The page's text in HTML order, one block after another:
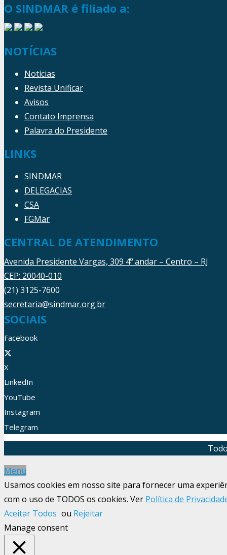
O SINDMAR é filiado a:
NOTÍCIAS
Notícias
Revista Unificar
Avisos
Contato Imprensa
Palavra do Presidente
LINKS
SINDMAR
DELEGACIAS
CSA
FGMar
CENTRAL DE ATENDIMENTO
Avenida Presidente Vargas, 309 4º andar – Centro – RJ
CEP: 20040-010
(21) 3125-7600
secretaria@sindmar.org.br
SOCIAIS
Facebook
X
LinkedIn
YouTube
Instagram
Telegram
Menu
Usamos cookies em nosso site para fornecer uma
com o uso de TODOS os cookies. Ver Política de
Aceitar Todos ou Rejeitar
Manage consent